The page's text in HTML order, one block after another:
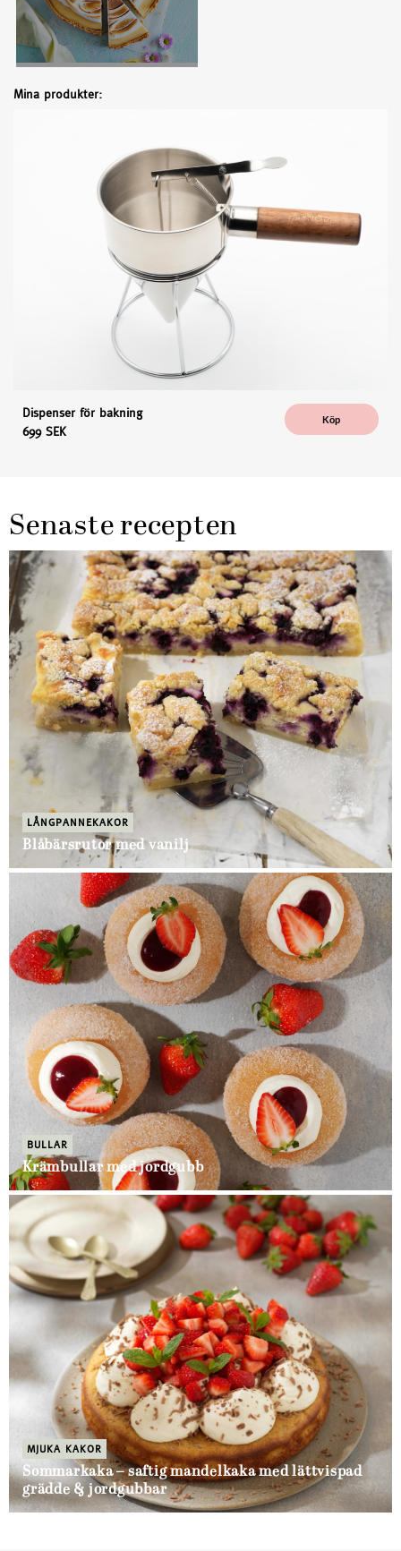
Mina produkter:
Dispenser för bakning
699 SEK
Köp
Senaste recepten
LÅNGPANNEKAKOR
Blåbärsrutor med vanilj
BULLAR
Krämbullar med jordgubb
MJUKA KAKOR
Sommarkaka – saftig mandelkaka med lättvispad
grädde & jordgubbar